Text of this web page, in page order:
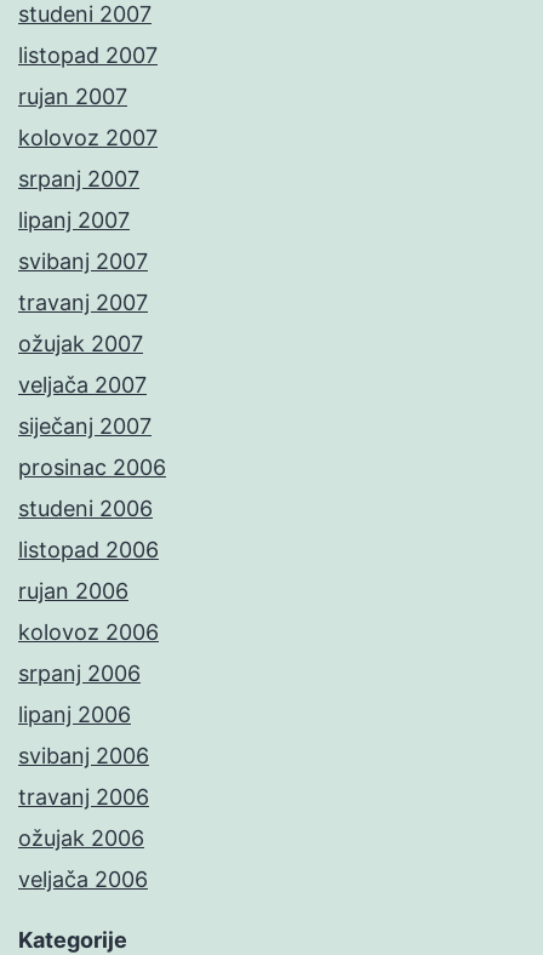
studeni 2007
listopad 2007
rujan 2007
kolovoz 2007
srpanj 2007
lipanj 2007
svibanj 2007
travanj 2007
ožujak 2007
veljača 2007
siječanj 2007
prosinac 2006
studeni 2006
listopad 2006
rujan 2006
kolovoz 2006
srpanj 2006
lipanj 2006
svibanj 2006
travanj 2006
ožujak 2006
veljača 2006
Kategorije